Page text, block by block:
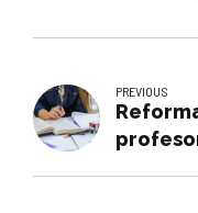
PREVIOUS